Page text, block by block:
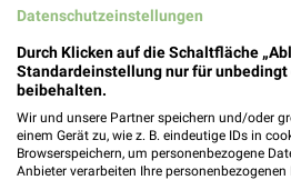
Multipolster Katalog
Waiblingen
Muswiese Filialen &
See
Datenschutzeinstellungen
Durch Klicken auf die Schaltfläche
Standardeinstellung nur für
beibehalten.
Wir und unsere Partner speichern und/oder
einem Gerät zu, wie z. B. eindeutige IDs in
Browserspeichern, um personenbezogene
Anbieter verarbeiten Ihre